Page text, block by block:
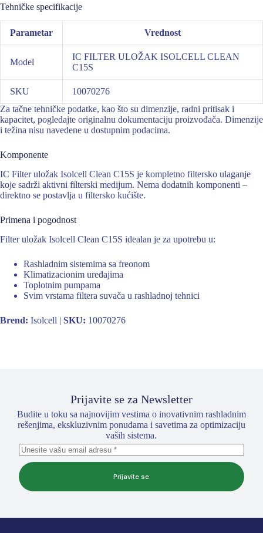
Tehničke specifikacije
Parametar Vrednost
Model
IC FILTER ULOŽAK ISOLCELL CLEAN
C15S
SKU
10070276
Za tačne tehničke podatke, kao što su dimenzije, radni pritisak i
kapacitet, pogledajte originalnu dokumentaciju proizvođača. Dimenzije
i težina nisu navedene u dostupnim podacima.
Komponente
IC Filter uložak Isolcell Clean C15S je kompletno filtersko ulaganje
koje sadrži aktivni filterski medijum. Nema dodatnih komponenti –
direktno se postavlja u filtersko kućište.
Primena i pogodnost
Filter uložak Isolcell Clean C15S idealan je za upotrebu u:
Rashladnim sistemima sa freonom
Klimatizacionim uređajima
Toplotnim pumpama
Svim vrstama filtera suvača u rashladnoj tehnici
Brend: Isolcell | SKU: 10070276
Prijavite se za Newsletter
Budite u toku sa najnovijim vestima o inovativnim rashladnim
rešenjima, ekskluzivnim ponudama i savetima za optimizaciju
vaših sistema.
Prijavite se